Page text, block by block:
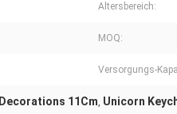
Altersbereich:
MOQ:
Versorgungs-
11Cm, Unicorn